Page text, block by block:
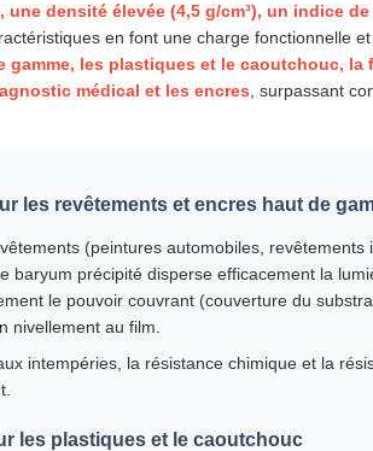
densité élevée (4,5 g/cm³), un indice
en font une charge fonctionnelle
gamme, les plastiques et le caoutchouc, la
médical et les encres , surpassant
les revêtements et encres haut de
(peintures automobiles, revêtements
baryum précipité disperse efficacement la
le pouvoir couvrant (couverture du
nivellement au film.
intempéries, la résistance chimique et la
les plastiques et le caoutchouc